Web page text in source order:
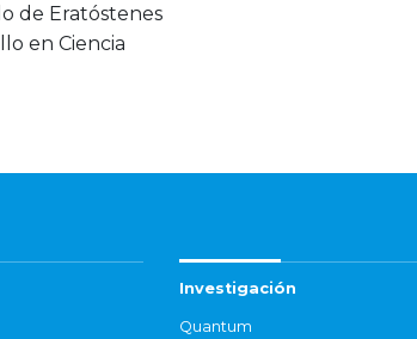
de Eratóstenes
en Ciencia
Investigación
Quantum